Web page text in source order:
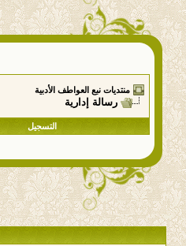
منتديات نبع العواطف الأدبية
رسالة إدارية
التسجيل